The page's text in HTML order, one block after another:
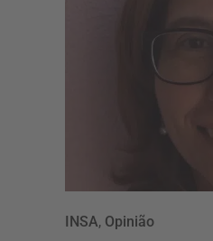
INSA, Opinião